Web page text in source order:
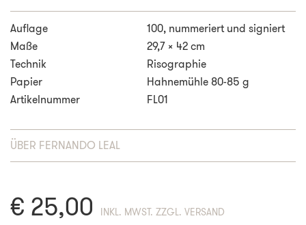
Auflage
100, nummeriert und signiert
Maße
29,7 x 42 cm
Technik
Risographie
Papier
Hahnemühle 80-85 g
Artikelnummer
FL01
ÜBER FERNANDO LEAL
€ 25,00